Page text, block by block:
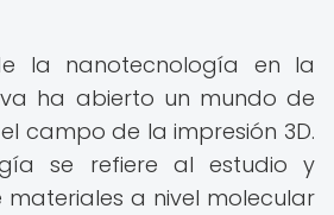
la nanotecnología en la
ha abierto un mundo de
campo de la impresión 3D.
se refiere al estudio y
a nivel molecular